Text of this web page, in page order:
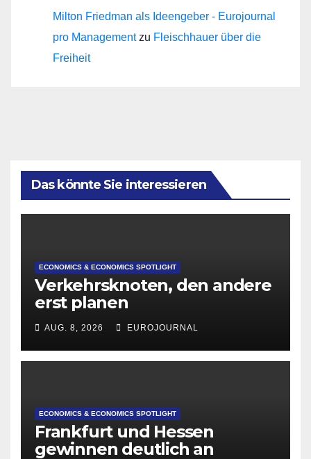
Milton Friedman als Ideengeber - Eurojournal
pro Managementzu Fleischhauer über die
Freiheit
Das könnte Sie interessieren
ECONOMICS & ECONOMICS SPOTLIGHT
Verkehrsknoten, den andere
erst planen
AUG. 8, 2026 EUROJOURNAL
ECONOMICS & ECONOMICS SPOTLIGHT
Frankfurt und Hessen
gewinnen deutlich an